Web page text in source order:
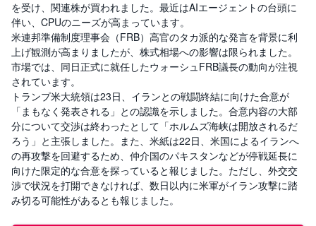
BI
ラ
ッ
プ
ロ
ボ
ア
ド
(
R
O
B
O
P
R
O
)
を受け、関連株が買われました。最近はAIエージェントの台頭に
伴い、CPUのニーズが高まっています。
米連邦準備制度理事会（FRB）高官のタカ派的な発言を背景に利
上げ観測が高まりましたが、株式相場への影響は限られました。
市場では、同日正式に就任したウォーシュFRB議長の動向が注視
されています。
トランプ米大統領は23日、イランとの戦闘終結に向けた合意が
「まもなく発表される」との認識を示しました。合意内容の大部
分について交渉は終わったとして「ホルムズ海峡は開放されるだ
ろう」と主張しました。また、米紙は22日、米国によるイランへ
の再攻撃を回避するため、仲介国のパキスタンなどが停戦延長に
向けた限定的な合意を探っていると報じました。ただし、外交交
渉で状況を打開できなければ、数日以内に米軍がイラン攻撃に踏
み切る可能性があるとも報じました。